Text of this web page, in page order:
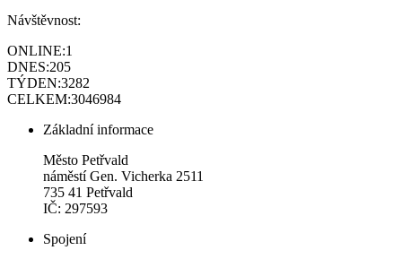
Návštěvnost:
ONLINE:1
DNES:205
TÝDEN:3282
CELKEM:3046984
Základní informace
Město Petřvald
náměstí Gen. Vicherka 2511
735 41 Petřvald
IČ: 297593
Spojení